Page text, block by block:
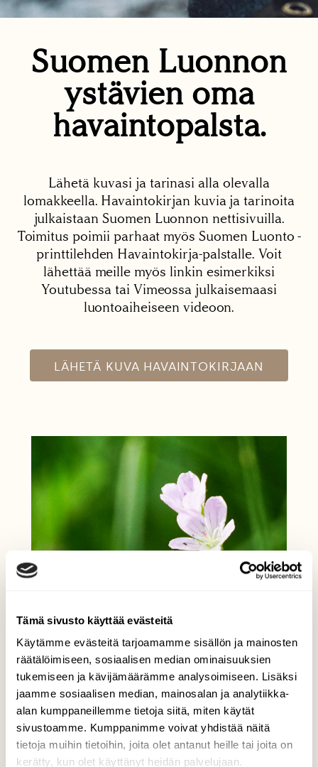
Tämä sivusto käyttää evästeitä
Käytämme evästeitä tarjoamamme sisällön ja mainosten
räätälöimiseen, sosiaalisen median ominaisuuksien
tukemiseen ja kävijämäärämme analysoimiseen. Lisäksi
jaamme sosiaalisen median, mainosalan ja analytiikka-
alan kumppaneillemme tietoja siitä, miten käytät
sivustoamme. Kumppanimme voivat yhdistää näitä
tietoja muihin tietoihin, joita olet antanut heille tai joita on
kerätty, kun olet käyttänyt heidän palvelujaan.
Suomen Luonnon
ystävien oma
havaintopalsta.
Lähetä kuvasi ja tarinasi alla olevalla
lomakkeella. Havaintokirjan kuvia ja tarinoita
julkaistaan Suomen Luonnon nettisivuilla.
Toimitus poimii parhaat myös Suomen Luonto -
printtilehden Havaintokirja-palstalle. Voit
lähettää meille myös linkin esimerkiksi
Youtubessa tai Vimeossa julkaisemaasi
luontoaiheiseen videoon.
LÄHETÄ KUVA HAVAINTOKIRJAAN